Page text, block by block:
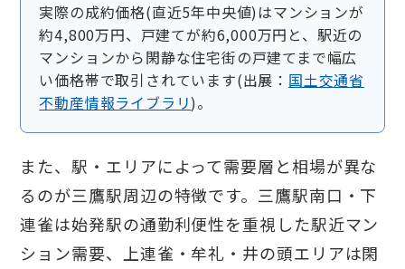
実際の成約価格(直近5年中央値)はマンションが
約4,800万円、戸建てが約6,000万円と、駅近の
マンションから閑静な住宅街の戸建てまで幅広
い価格帯で取引されています(出展： 国土交通省
不動産情報ライブラリ)。
また、駅・エリアによって需要層と相場が異な
るのが三鷹駅周辺の特徴です。三鷹駅南口・下
連雀は始発駅の通勤利便性を重視した駅近マン
ション需要、上連雀・牟礼・井の頭エリアは閑